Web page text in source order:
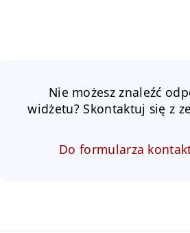
Nie możesz znaleźć
widżetu? Skontaktuj się z
Do formularza